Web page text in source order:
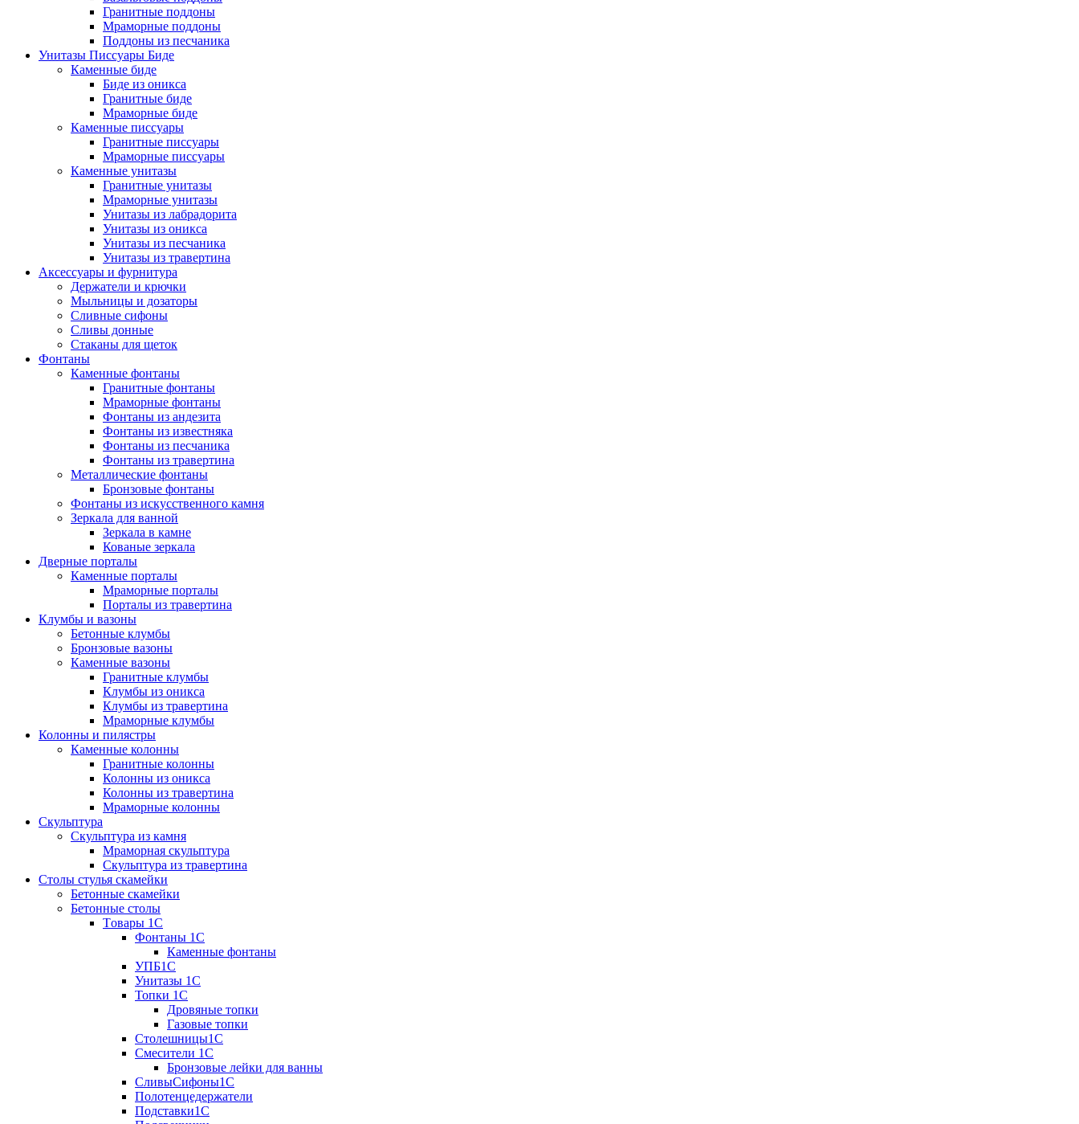
Гранитные поддоны
Мраморные поддоны
Поддоны из песчаника
Унитазы Писсуары Биде
Каменные биде
Биде из оникса
Гранитные биде
Мраморные биде
Каменные писсуары
Гранитные писсуары
Мраморные писсуары
Каменные унитазы
Гранитные унитазы
Мраморные унитазы
Унитазы из лабрадорита
Унитазы из оникса
Унитазы из песчаника
Унитазы из травертина
Аксессуары и фурнитура
Держатели и крючки
Мыльницы и дозаторы
Сливные сифоны
Сливы донные
Стаканы для щеток
Фонтаны
Каменные фонтаны
Гранитные фонтаны
Мраморные фонтаны
Фонтаны из андезита
Фонтаны из известняка
Фонтаны из песчаника
Фонтаны из травертина
Металлические фонтаны
Бронзовые фонтаны
Фонтаны из искусственного камня
Зеркала для ванной
Зеркала в камне
Кованые зеркала
Дверные порталы
Каменные порталы
Мраморные порталы
Порталы из травертина
Клумбы и вазоны
Бетонные клумбы
Бронзовые вазоны
Каменные вазоны
Гранитные клумбы
Клумбы из оникса
Клумбы из травертина
Мраморные клумбы
Колонны и пилястры
Каменные колонны
Гранитные колонны
Колонны из оникса
Колонны из травертина
Мраморные колонны
Скульптура
Скульптура из камня
Мраморная скульптура
Скульптура из травертина
Столы стулья скамейки
Бетонные скамейки
Бетонные столы
Tовары 1C
Фонтаны 1C
Каменные фонтаны
УПБ1С
Унитазы 1С
Топки 1С
Дровяные топки
Газовые топки
Столешницы1С
Смесители 1С
Бронзовые лейки для ванны
СливыСифоны1С
Полотенцедержатели
Подставки1С